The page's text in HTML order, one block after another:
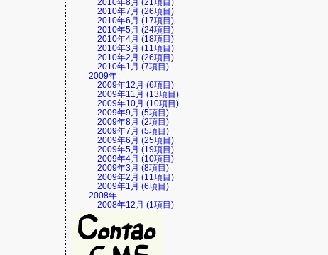
2010年8月 (21項目)
2010年7月 (26項目)
2010年6月 (17項目)
2010年5月 (24項目)
2010年4月 (18項目)
2010年3月 (11項目)
2010年2月 (26項目)
2010年1月 (7項目)
2009年
2009年12月 (6項目)
2009年11月 (13項目)
2009年10月 (10項目)
2009年9月 (5項目)
2009年8月 (2項目)
2009年7月 (5項目)
2009年6月 (25項目)
2009年5月 (19項目)
2009年4月 (10項目)
2009年3月 (8項目)
2009年2月 (11項目)
2009年1月 (6項目)
2008年
2008年12月 (1項目)